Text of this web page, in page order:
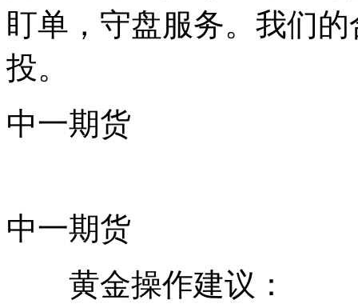
盯单，守盘服务。我们
投。
中一期货
中一期货
黄金操作建议：